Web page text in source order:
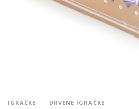
IGRAČKE DRVENE IGRAČKE